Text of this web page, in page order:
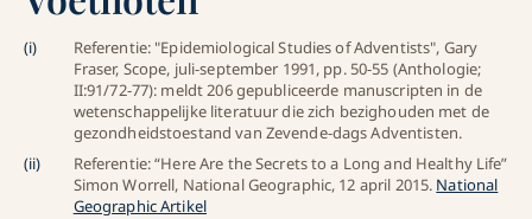
(i)
Referentie: "Epidemiological Studies of Adventists", Gary
Fraser, Scope, juli-september 1991, pp. 50-55 (Anthologie;
II:91/72-77): meldt 206 gepubliceerde manuscripten in de
wetenschappelijke literatuur die zich bezighouden met de
gezondheidstoestand van Zevende-dags Adventisten.
(ii)
Referentie: “Here Are the Secrets to a Long and Healthy Life”
Simon Worrell, National Geographic, 12 april 2015. National
Geographic Artikel